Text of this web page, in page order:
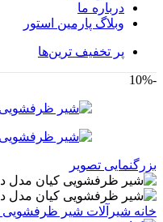
درباره ما
وبلاگ پارمین استور
پر تخفیف ترین‌ها
-10%
بزرگنمایی تصویر
خانه شیرآلات شیر ظرفشویی